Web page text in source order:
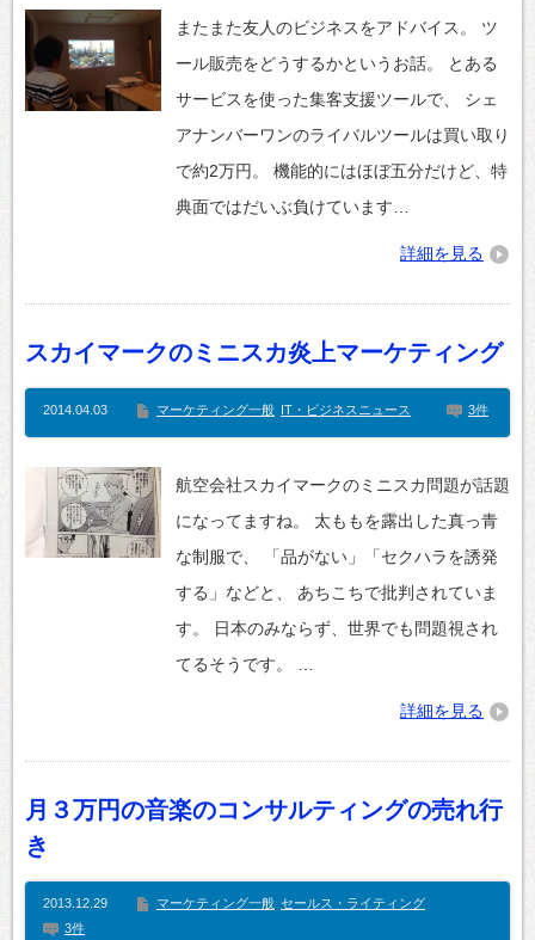
またまた友人のビジネスをアドバイス。 ツ
ール販売をどうするかというお話。 とある
サービスを使った集客支援ツールで、 シェ
アナンバーワンのライバルツールは買い取り
で約2万円。 機能的にはほぼ五分だけど、特
典面ではだいぶ負けています…
詳細を見る
スカイマークのミニスカ炎上マーケティング
2014.04.03 マーケティング一般 IT・ビジネスニュース 3件
航空会社スカイマークのミニスカ問題が話題
になってますね。 太ももを露出した真っ青
な制服で、 「品がない」「セクハラを誘発
する」などと、 あちこちで批判されていま
す。 日本のみならず、世界でも問題視され
てるそうです。 …
詳細を見る
月３万円の音楽のコンサルティングの売れ行
き
2013.12.29 マーケティング一般 セールス・ライティング
3件